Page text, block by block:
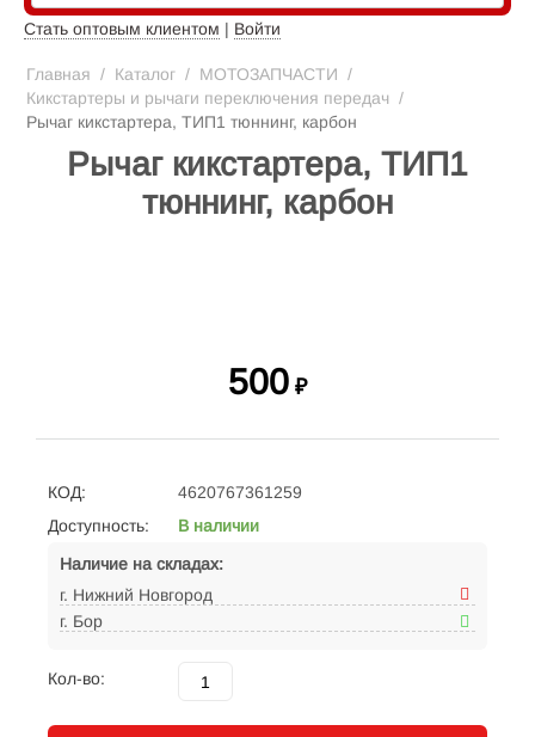
Стать оптовым клиентом | Войти
Главная / Каталог / МОТОЗАПЧАСТИ /
Кикстартеры и рычаги переключения передач /
Рычаг кикстартера, ТИП1 тюннинг, карбон
Рычаг кикстартера, ТИП1
тюннинг, карбон
500 ₽
КОД:
4620767361259
Доступность:
В наличии
Наличие на складах:
г. Нижний Новгород
г. Бор
Кол-во: